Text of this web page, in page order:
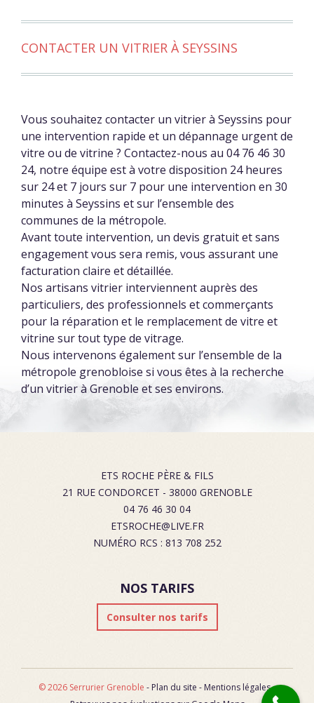
CONTACTER UN VITRIER À SEYSSINS
Vous souhaitez contacter un vitrier à Seyssins pour
une intervention rapide et un dépannage urgent de
vitre ou de vitrine ? Contactez-nous au 04 76 46 30
24, notre équipe est à votre disposition 24 heures
sur 24 et 7 jours sur 7 pour une intervention en 30
minutes à Seyssins et sur l’ensemble des
communes de la métropole.
Avant toute intervention, un devis gratuit et sans
engagement vous sera remis, vous assurant une
facturation claire et détaillée.
Nos artisans vitrier interviennent auprès des
particuliers, des professionnels et commerçants
pour la réparation et le remplacement de vitre et
vitrine sur tout type de vitrage.
Nous intervenons également sur l’ensemble de la
métropole grenobloise si vous êtes à la recherche
d’un vitrier à Grenoble et ses environs.
ETS ROCHE PÈRE & FILS
21 RUE CONDORCET - 38000 GRENOBLE
04 76 46 30 04
ETSROCHE@LIVE.FR
NUMÉRO RCS : 813 708 252
NOS TARIFS
Consulter nos tarifs
© 2026 Serrurier Grenoble - Plan du site - Mentions légales-